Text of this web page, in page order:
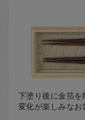
下塗り後に金箔
変化が楽しみなお